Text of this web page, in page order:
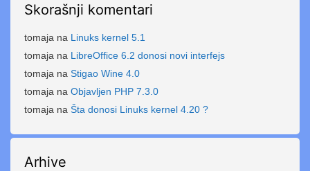
Skorašnji komentari
tomaja na Linuks kernel 5.1
tomaja na LibreOffice 6.2 donosi novi interfejs
tomaja na Stigao Wine 4.0
tomaja na Objavljen PHP 7.3.0
tomaja na Šta donosi Linuks kernel 4.20 ?
Arhive